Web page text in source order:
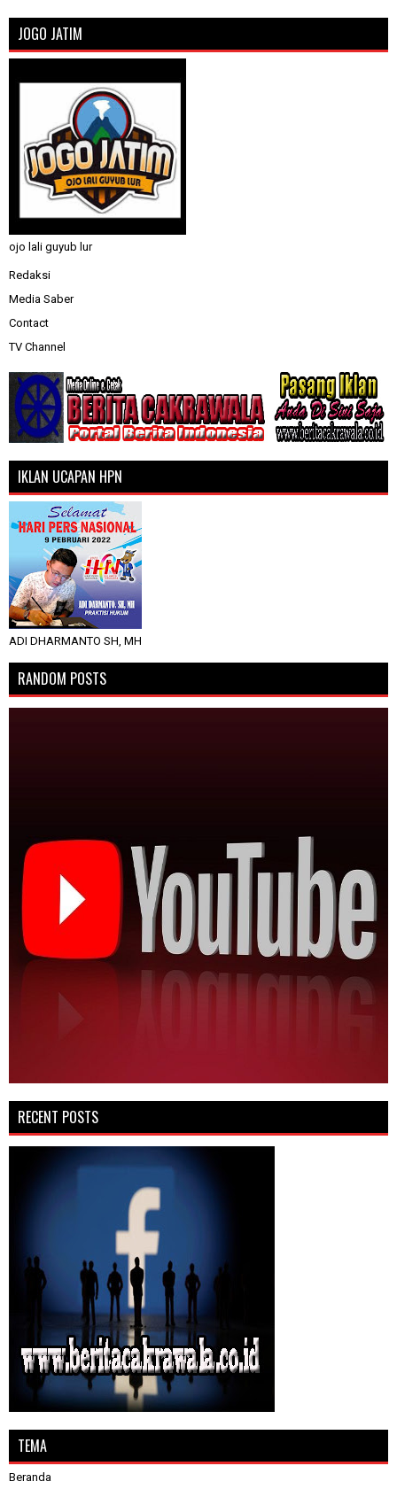
JOGO JATIM
ojo lali guyub lur
Redaksi
Media Saber
Contact
TV Channel
IKLAN UCAPAN HPN
ADI DHARMANTO SH, MH
RANDOM POSTS
RECENT POSTS
TEMA
Beranda